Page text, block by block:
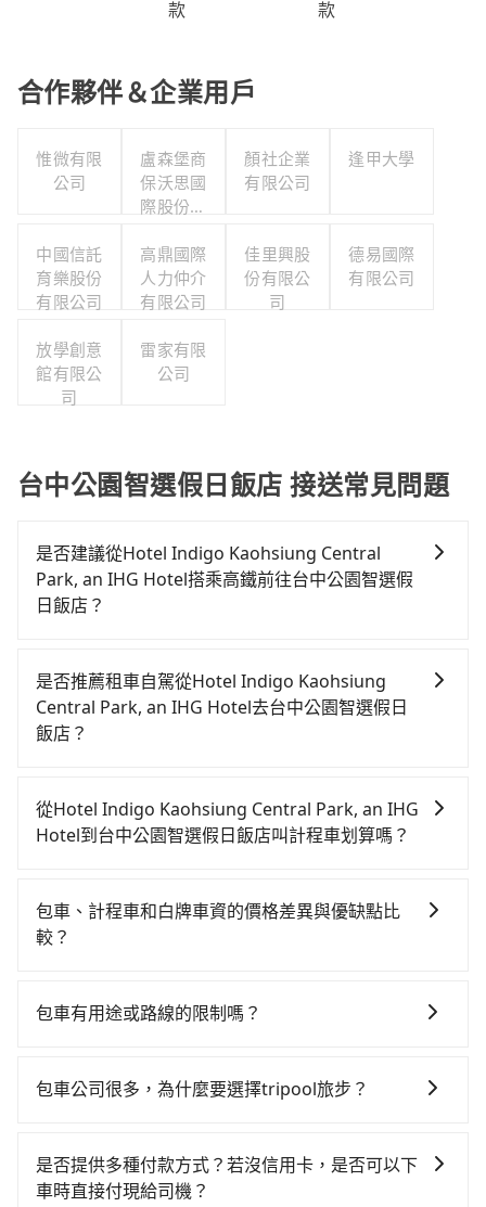
款 款
合作夥伴＆企業用戶
惟微有限
公司
盧森堡商
保沃思國
際股份有
顏社企業
有限公司
逢甲大學
中國信託
育樂股份
有限公司
高鼎國際
人力仲介
有限公司
佳里興股
份有限公
司
德易國際
有限公司
放學創意
館有限公
司
雷家有限
公司
台中公園智選假日飯店 接送常見問題
是否建議從Hotel Indigo Kaohsiung Central
Park, an IHG Hotel搭乘高鐵前往台中公園智選假
日飯店？
Hotel搭高鐵前往台中公園智選假日飯店，高鐵乘坐舒
適、較貴、費時！從最早05:50一直到22:55，左營-台中
一天最多有90班次高鐵可搭乘。假設從Hotel Indigo
元、車程約28分鐘。抵達高鐵站後，步行進站、現場購
票並於月台排隊的時間約20分鐘，再乘坐42~69分鐘
車，搭上小黃後約花25分鐘、車費300元後，抵達台中
公園智選假日飯店 (台中市中區) 的目的地。全程加上轉
車接送，則每人平均花費約780元，費時2小時19分鐘。
還不馬上來預約tripool！如果你是三人以下要乘車，也
是否推薦租車自駕從Hotel Indigo Kaohsiung
Central Park, an IHG Hotel去台中公園智選假日
飯店？
時不需要閉目養神（因為要自己開車），最重要的是你
當天就要來回，那在高雄路邊可隨租隨借的iRent應該是
Hotel Indigo Kaohsiung Central Park, an IHG Hotel
到台中公園智選假日飯店的花費預估為
時40元路邊停車費用預估進去，但額外的汽車保險與可
差的車款，如果人數超過四位，更是沒有較大的七人座
凹的車門仍未被修理，每一次租車都好像在開樂透一
樣。另外，偶爾也會遇到明明已經預約了時間但上一位
從Hotel Indigo Kaohsiung Central Park, an IHG
Hotel到台中公園智選假日飯店叫計程車划算嗎？
灣大車隊、Uber、Line Taxi、Yoxi等。依照里程跳錶計
算，價格約為4,035~4,800元間，但如改預約tripool可
Park, an IHG Hotel到台中公園智選假日飯店的最佳選
包車、計程車和白牌車資的價格差異與優缺點比
較？
包車：優點是搭乘舒適可以根據自己的需求安排時間和
車：優點是24小時隨叫隨到，價格按錶計費，但若遇交
性和服務質量無法保障，需要自行承擔風險，遇到狀況
事後也無法申訴退費。
包車有用途或路線的限制嗎？
IHG Hotel前往台中公園智選假日飯店或是全台灣任何地
營、學生搬家、投票返鄉、商務出差、貴賓來訪、寵物
檢疫、預約叫車、機場接送、定期洗腎、包月上下班，
包車公司很多，為什麼要選擇tripool旅步？
以依照您行程人數的需求進行選擇。此外，為確保您的
旅途安全無憂，我們的司機都是專業且可靠的職業駕
是否提供多種付款方式？若沒信用卡，是否可以下
車時直接付現給司機？